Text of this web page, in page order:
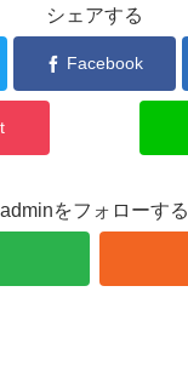
シェアする
Facebook
adminをフォローする